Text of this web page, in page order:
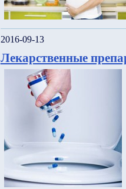
2016-09-13
Лекарственные